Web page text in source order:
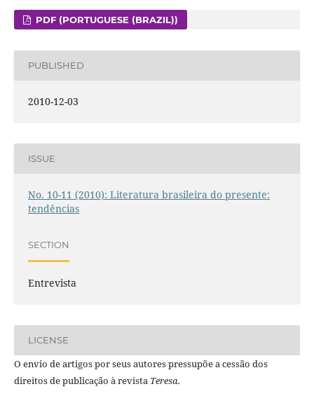
PDF (PORTUGUESE (BRAZIL))
PUBLISHED
2010-12-03
ISSUE
No. 10-11 (2010): Literatura brasileira do presente:
tendências
SECTION
Entrevista
LICENSE
O envio de artigos por seus autores pressupõe a cessão dos
direitos de publicação à revista Teresa.